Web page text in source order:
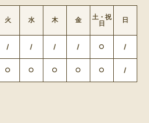
火 水 木 金 土・祝
日 日
/ / / / ○ /
○ ○ ○ ○ ○ /